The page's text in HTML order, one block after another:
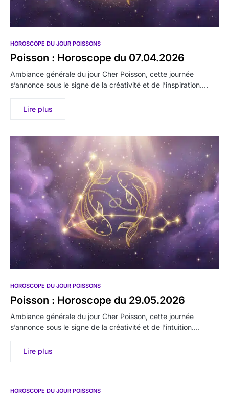
HOROSCOPE DU JOUR POISSONS
Poisson : Horoscope du 07.04.2026
Ambiance générale du jour Cher Poisson, cette journée
s’annonce sous le signe de la créativité et de l’inspiration.…
Lire plus
HOROSCOPE DU JOUR POISSONS
Poisson : Horoscope du 29.05.2026
Ambiance générale du jour Cher Poisson, cette journée
s’annonce sous le signe de la créativité et de l’intuition.…
Lire plus
HOROSCOPE DU JOUR POISSONS